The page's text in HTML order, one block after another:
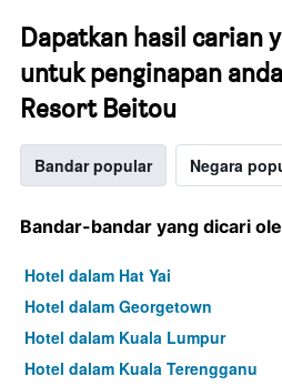
Dapatkan hasil carian
untuk penginapan
Resort Beitou
Bandar popular Negara
Bandar-bandar yang dicari
Hotel dalam Hat Yai
Hotel dalam Georgetown
Hotel dalam Kuala Lumpur
Hotel dalam Kuala Terengganu